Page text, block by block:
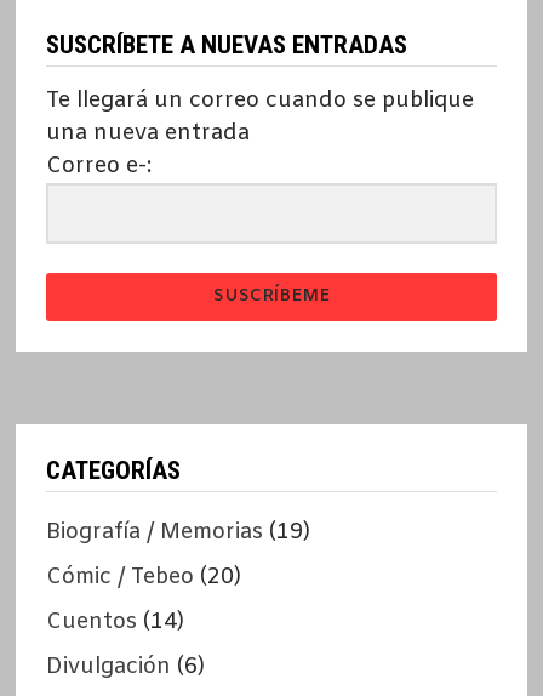
SUSCRÍBETE A NUEVAS ENTRADAS
Te llegará un correo cuando se publique
una nueva entrada
Correo e-:
SUSCRÍBEME
CATEGORÍAS
Biografía / Memorias (19)
Cómic / Tebeo (20)
Cuentos (14)
Divulgación (6)